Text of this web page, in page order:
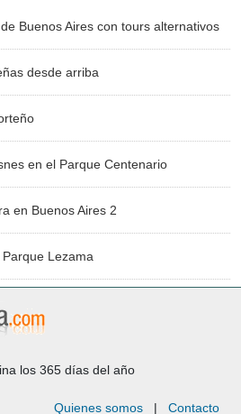
Buenos Aires con tours alternativos
desde arriba
en el Parque Centenario
en Buenos Aires 2
Lezama
los 365 días del año
Quienes somos | Contacto